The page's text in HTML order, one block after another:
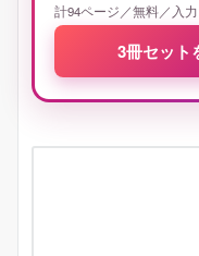
計94ページ／無料／入
3冊セット